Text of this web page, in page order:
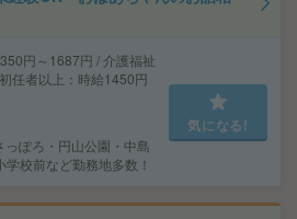
円～1687円 / 介護福祉
任者以上：時給1450円
っぽろ・円山公園・中島
校前など勤務地多数！
気になる!